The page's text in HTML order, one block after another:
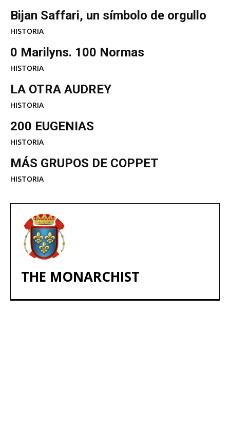
Bijan Saffari, un símbolo de orgullo
HISTORIA
0 Marilyns. 100 Normas
HISTORIA
LA OTRA AUDREY
HISTORIA
200 EUGENIAS
HISTORIA
MÁS GRUPOS DE COPPET
HISTORIA
THE MONARCHIST